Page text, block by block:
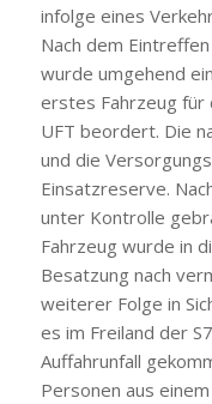
infolge eines
Nach dem
wurde umgehend
erstes Fahrzeug für
UFT beordert. Die
und die
Einsatzreserve.
unter Kontrolle
Fahrzeug wurde in
Besatzung nach
weiterer Folge in
es im Freiland der
Auffahrunfall
Personen aus